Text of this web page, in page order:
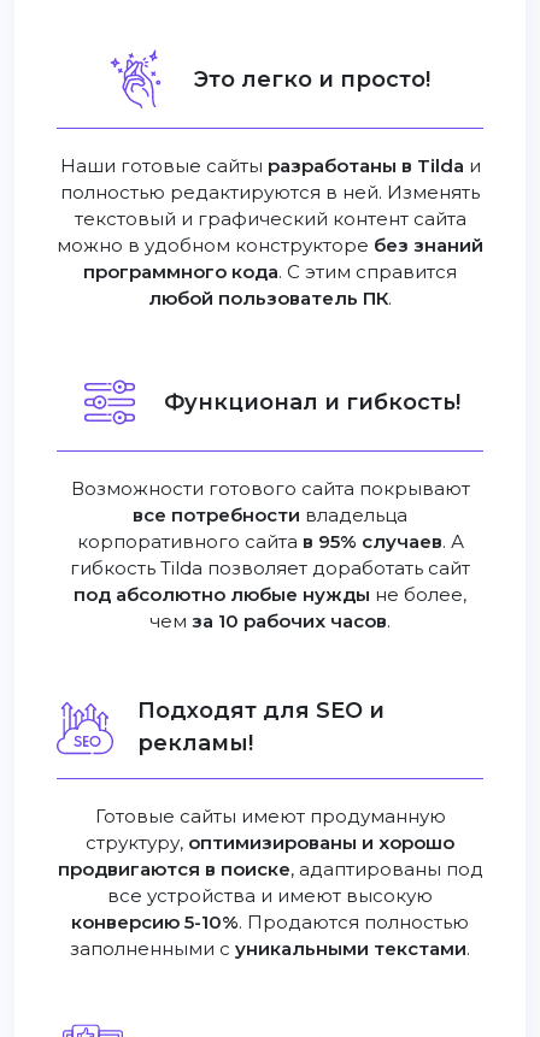
Это легко и просто!
Наши готовые сайты разработаны в Tilda и
полностью редактируются в ней. Изменять
текстовый и графический контент сайта
можно в удобном конструкторе без знаний
программного кода. С этим справится
любой пользователь ПК.
Функционал и гибкость!
Возможности готового сайта покрывают
все потребности владельца
корпоративного сайта в 95% случаев. А
гибкость Tilda позволяет доработать сайт
под абсолютно любые нужды не более,
чем за 10 рабочих часов.
Подходят для SEO и
рекламы!
Готовые сайты имеют продуманную
структуру, оптимизированы и хорошо
продвигаются в поиске, адаптированы под
все устройства и имеют высокую
конверсию 5-10%. Продаются полностью
заполненными с уникальными текстами.